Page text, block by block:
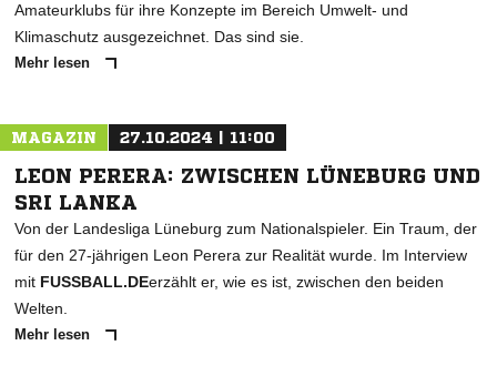
Amateurklubs für ihre Konzepte im Bereich Umwelt- und
Klimaschutz ausgezeichnet. Das sind sie.
Mehr lesen
MAGAZIN 27.10.2024 | 11:00
LEON PERERA: ZWISCHEN LÜNEBURG UND
SRI LANKA
Von der Landesliga Lüneburg zum Nationalspieler. Ein Traum, der
für den 27-jährigen Leon Perera zur Realität wurde. Im Interview
mit FUSSBALL.DEerzählt er, wie es ist, zwischen den beiden
Welten.
Mehr lesen